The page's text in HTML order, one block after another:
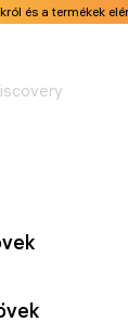
és a termékek